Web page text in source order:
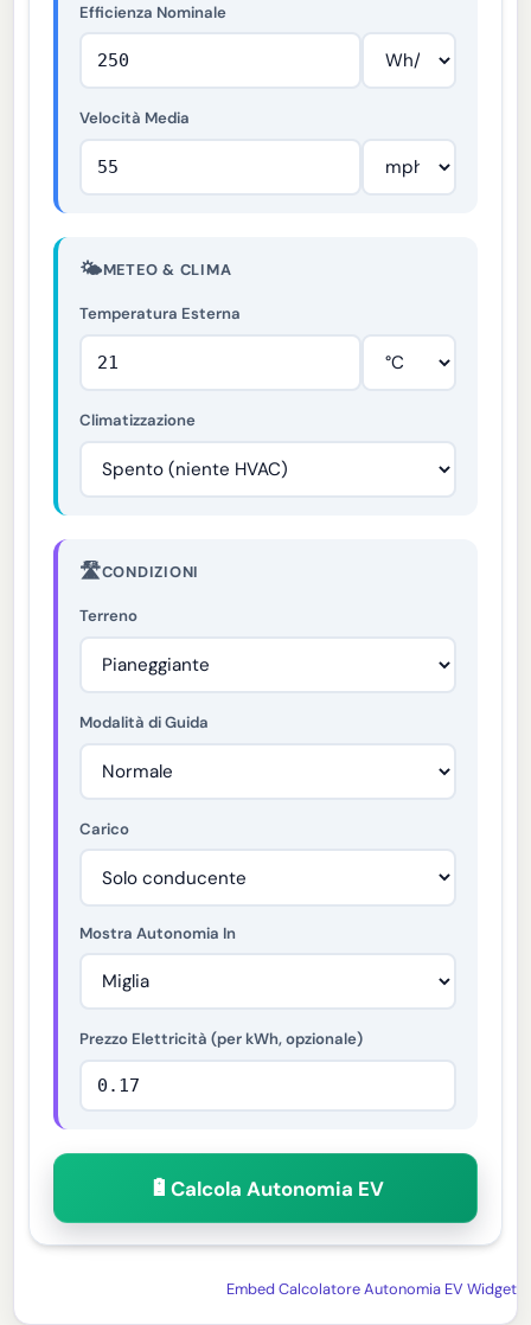
Efficienza Nominale
Velocità Media
🌤️METEO & CLIMA
Temperatura Esterna
Climatizzazione
🛣️CONDIZIONI
Terreno
Modalità di Guida
Carico
Mostra Autonomia In
Prezzo Elettricità (per kWh, opzionale)
🔋 Calcola Autonomia EV
Embed Calcolatore Autonomia EV Widget